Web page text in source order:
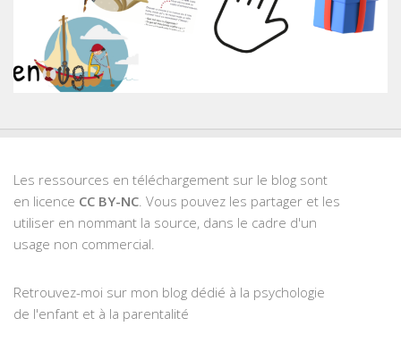
Les ressources en téléchargement sur le blog sont
en licence CC BY-NC . Vous pouvez les partager et les
utiliser en nommant la source, dans le cadre d'un
usage non commercial.
Retrouvez-moi sur mon blog dédié à la psychologie
de l'enfant et à la parentalité